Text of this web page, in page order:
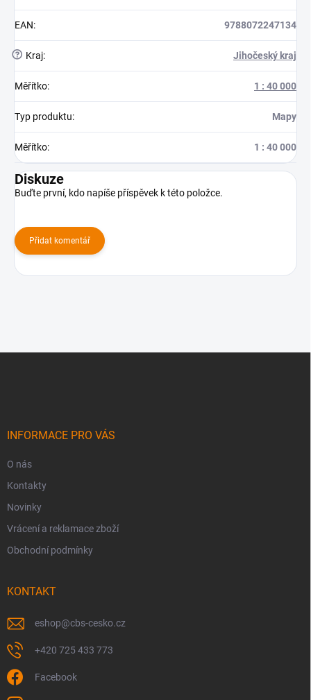
EAN: 9788072247134
? Kraj: Jihočeský kraj
Měřítko: 1 : 40 000
Typ produktu: Mapy
Měřítko: 1 : 40 000
Diskuze
Buďte první, kdo napíše příspěvek k této položce.
Přidat komentář
INFORMACE PRO VÁS
O nás
Kontakty
Novinky
Vrácení a reklamace zboží
Obchodní podmínky
KONTAKT
eshop@cbs-cesko.cz
+420 725 433 773
Facebook